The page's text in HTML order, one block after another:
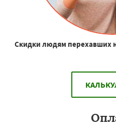
Скидки людям перехавших